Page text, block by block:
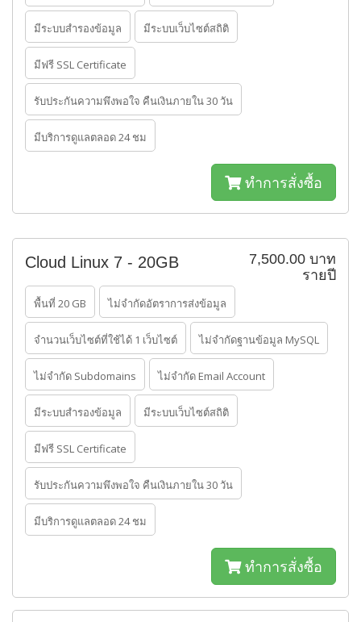
มีระบบสำรองข้อมูล มีระบบเว็บไซต์สถิติ
มีฟรี SSL Certificate
รับประกันความพึงพอใจ คืนเงินภายใน 30 วัน
มีบริการดูแลตลอด 24 ชม
ทำการสั่งซื้อ
7,500.00 บาท
รายปี
Cloud Linux 7 - 20GB
พื้นที่ 20 GB ไม่จำกัดอัตราการส่งข้อมูล
จำนวนเว็บไซต์ที่ใช้ได้ 1 เว็บไซต์ ไม่จำกัดฐานข้อมูล MySQL
ไม่จำกัด Subdomains ไม่จำกัด Email Account
มีระบบสำรองข้อมูล มีระบบเว็บไซต์สถิติ
มีฟรี SSL Certificate
รับประกันความพึงพอใจ คืนเงินภายใน 30 วัน
มีบริการดูแลตลอด 24 ชม
ทำการสั่งซื้อ